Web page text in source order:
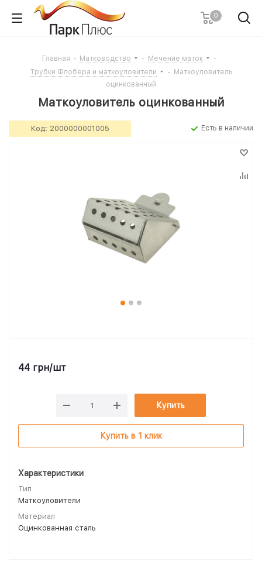
0
Главная - Матководство - Мечение маток
-
Трубки Флобера и маткоуловители
- Маткоуловитель
оцинкованный
Маткоуловитель оцинкованный
Код: 2000000001005 Есть в наличии
Характеристики
Тип
Маткоуловители
Материал
Оцинкованная сталь
44 грн/шт
Купить
Купить в 1 клик